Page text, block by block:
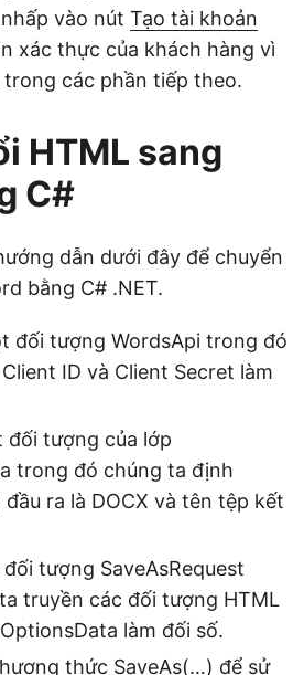
vào nút Tạo tài khoản
xác thực của khách hàng vì
các phần tiếp theo.
HTML sang
C#
dẫn dưới đây để chuyển
bằng C# .NET.
đối tượng WordsApi trong đó
ID và Client Secret làm
đối tượng của lớp
trong đó chúng ta định
ra là DOCX và tên tệp kết
tượng SaveAsRequest
truyền các đối tượng HTML
làm đối số.
thức SaveAs(…) để sử